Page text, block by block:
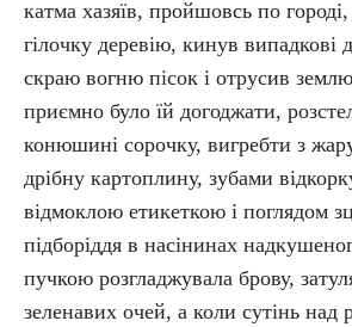
катма хазяїв, пройшовсь по
гілочку деревію, кинув випадкові
скраю вогню пісок і отрусив
приємно було їй догоджати,
конюшині сорочку, вигребти з
дрібну картоплину, зубами
відмоклою етикеткою і поглядом
підборіддя в насінинах
пучкою розгладжувала брову,
зеленавих очей, а коли сутінь над